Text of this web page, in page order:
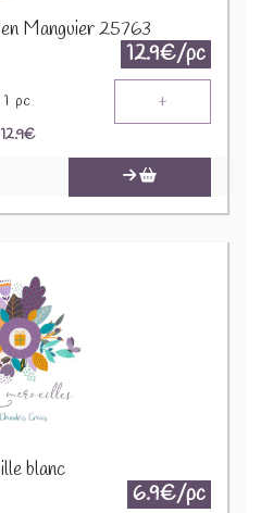
Manguier 25763
12.9€/pc
1 pc +
12.9€
blanc
6.9€/pc